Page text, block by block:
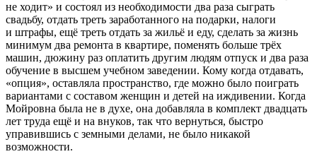
не ходит» и состоял из необходимости два раза сыграть
свадьбу, отдать треть заработанного на подарки, налоги
и штрафы, ещё треть отдать за жильё и еду, сделать за жизнь
минимум два ремонта в квартире, поменять больше трёх
машин, дюжину раз оплатить другим людям отпуск и два раза
обучение в высшем учебном заведении. Кому когда отдавать,
«опция», оставляла пространство, где можно было поиграть
вариантами с составом женщин и детей на иждивении. Когда
Мойровна была не в духе, она добавляла в комплект двадцать
лет труда ещё и на внуков, так что вернуться, быстро
управившись с земными делами, не было никакой
возможности.